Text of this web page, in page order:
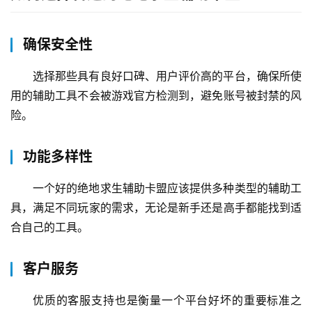
确保安全性
选择那些具有良好口碑、用户评价高的平台，确保所使
用的辅助工具不会被游戏官方检测到，避免账号被封禁的风
险。
功能多样性
一个好的绝地求生辅助卡盟应该提供多种类型的辅助工
具，满足不同玩家的需求，无论是新手还是高手都能找到适
合自己的工具。
客户服务
优质的客服支持也是衡量一个平台好坏的重要标准之